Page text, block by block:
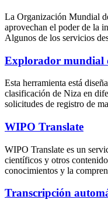
La Organización Mundial
aprovechan el poder de la
Algunos de los servicios
Explorador mundial
Esta herramienta está
clasificación de Niza en
solicitudes de registro de
WIPO Translate
WIPO Translate es un
científicos y otros
conocimientos y la
Transcripción